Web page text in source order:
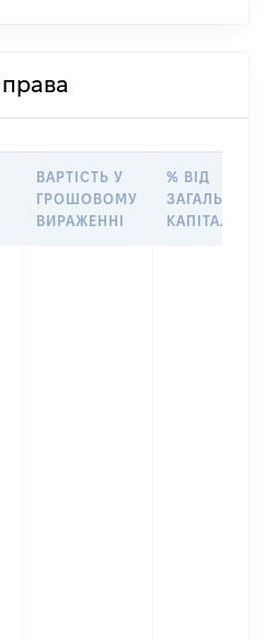
ВАРТІСТЬ У
ГРОШОВОМУ
ВИРАЖЕННІ
% ВІД
ЗАГАЛЬНОГО
КАПІТАЛУ